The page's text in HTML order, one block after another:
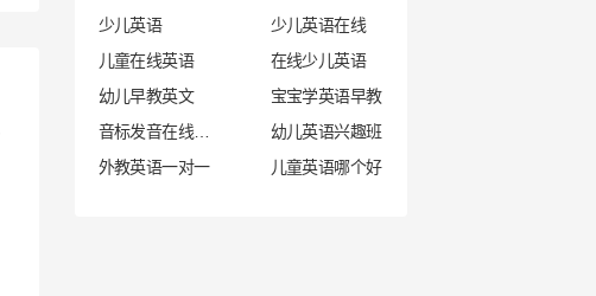
少儿英语
少儿英语在线
儿童在线英语
在线少儿英语
幼儿早教英文
宝宝学英语早教
幼儿英语兴趣班
外教英语一对一
儿童英语哪个好